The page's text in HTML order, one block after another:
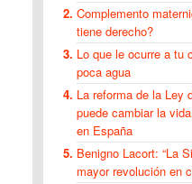
Complemento
tiene derecho?
Lo que le ocurre a tu
poca agua
La reforma de la Ley
puede cambiar la
en España
Benigno Lacort: “La
mayor revolución en